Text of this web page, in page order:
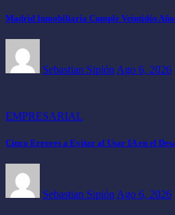
Madrid Inmobiliaria Cumple Veintidós
Sebastian Sipión Ago 6, 2026
EMPRESARIAL
Cinco Errores a Evitar al Usar IA en el
Sebastian Sipión Ago 6, 2026